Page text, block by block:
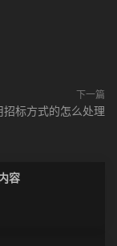
下一篇
招标方式的怎么处理
容